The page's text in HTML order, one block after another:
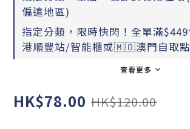
偏遠地區)
指定分類，限時快閃！全單滿
港順豐站/智能櫃或🇲🇴澳門自取點
查看更多
HK$78.00 HK$120.00